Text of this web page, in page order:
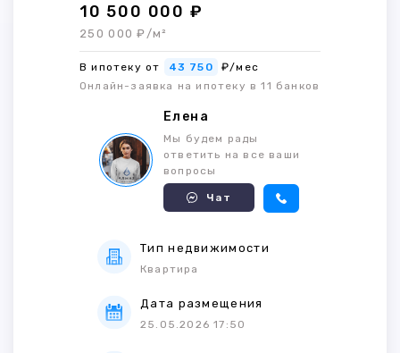
10 500 000 ₽
250 000 ₽/м²
В ипотеку от 43 750
₽/мес
Онлайн-заявка на ипотеку в 11 банков
Елена
Мы будем рады
ответить на все ваши
вопросы
Чат
Тип недвижимости
Квартира
Дата размещения
25.05.2026 17:50